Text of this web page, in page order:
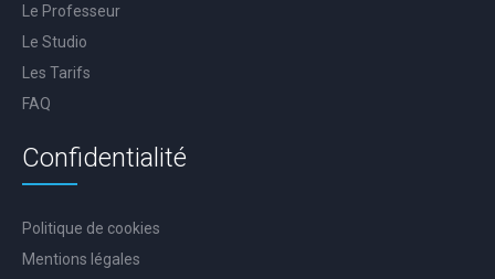
Le Professeur
Le Studio
Les Tarifs
FAQ
Confidentialité
Politique de cookies
Mentions légales